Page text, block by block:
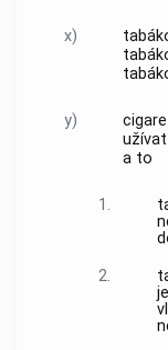
x)
y)
a to
1.
2.